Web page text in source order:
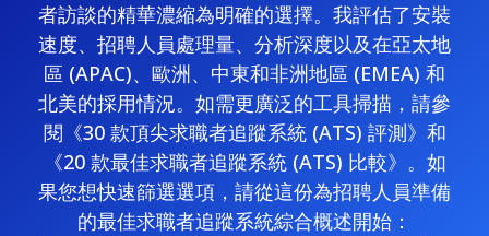
者訪談的精華濃縮為明確的選擇。我評估了安裝
速度、招聘人員處理量、分析深度以及在亞太地
區 (APAC)、歐洲、中東和非洲地區 (EMEA) 和
北美的採用情況。如需更廣泛的工具掃描，請參
閱《30 款頂尖求職者追蹤系統 (ATS) 評測》和
《20 款最佳求職者追蹤系統 (ATS) 比較》。如
果您想快速篩選選項，請從這份為招聘人員準備
的最佳求職者追蹤系統綜合概述開始：